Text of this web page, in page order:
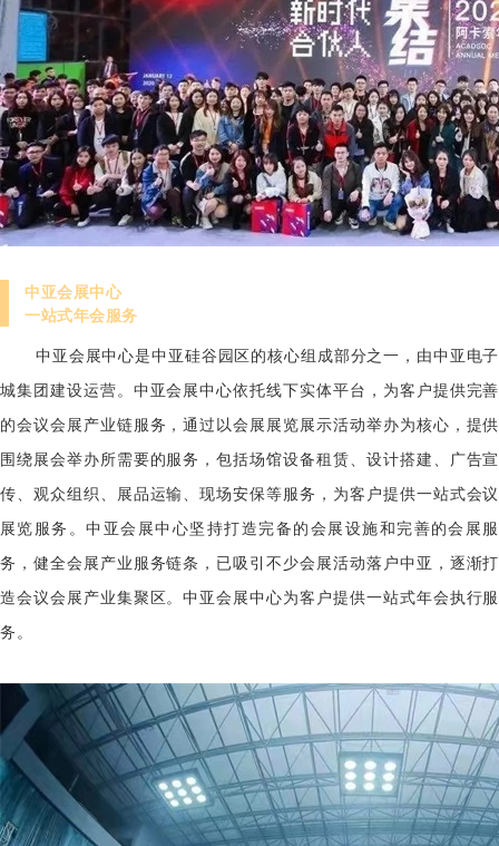
中亚会展中心
一站式年会服务
中亚会展中心是中亚硅谷园区的核心组成部分之一，由中亚电子
城集团建设运营。中亚会展中心依托线下实体平台，为客户提供完善
的会议会展产业链服务，通过以会展展览展示活动举办为核心，提供
围绕展会举办所需要的服务，包括场馆设备租赁、设计搭建、广告宣
传、观众组织、展品运输、现场安保等服务，为客户提供一站式会议
展览服务。中亚会展中心坚持打造完备的会展设施和完善的会展服
务，健全会展产业服务链条，已吸引不少会展活动落户中亚，逐渐打
造会议会展产业集聚区。中亚会展中心为客户提供一站式年会执行服
务。